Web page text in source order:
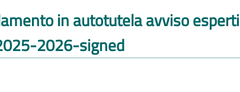
in autotutela avviso esperti
2026-signed